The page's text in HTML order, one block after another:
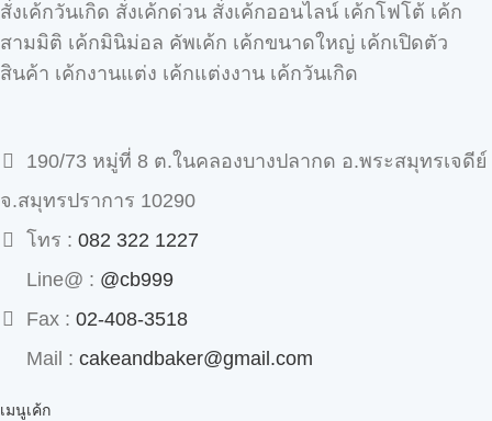
สั่งเค้กวันเกิด สั่งเค้กด่วน สั่งเค้กออนไลน์ เค้กโฟโต้ เค้ก
สามมิติ เค้กมินิม่อล คัพเค้ก เค้กขนาดใหญ่ เค้กเปิดตัว
สินค้า เค้กงานแต่ง เค้กแต่งงาน เค้กวันเกิด
190/73 หมู่ที่ 8 ต.ในคลองบางปลากด อ.พระสมุทรเจดีย์
จ.สมุทรปราการ 10290
โทร : 082 322 1227
Line@ : @cb999
Fax : 02-408-3518
Mail : cakeandbaker@gmail.com
เมนูเค้ก